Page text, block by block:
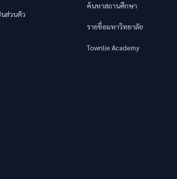
ส่วนตัว
ค้นหาสถานศึกษา
รายชื่อมหาวิทยาลัย
Townlie Academy